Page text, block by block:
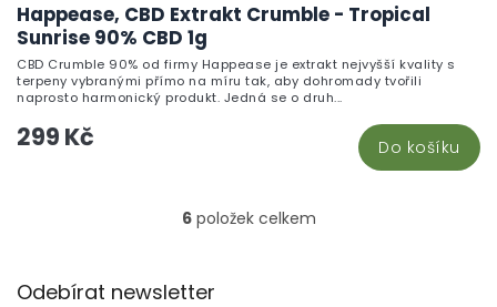
Happease, CBD Extrakt Crumble - Tropical
Sunrise 90% CBD 1g
299 Kč Do košíku
CBD Crumble 90% od firmy Happease je extrakt nejvyšší kvality s
terpeny vybranými přímo na míru tak, aby dohromady tvořili
naprosto harmonický produkt. Jedná se o druh...
O
6položek celkem
Odebírat newsletter